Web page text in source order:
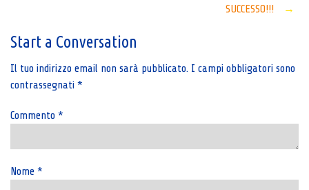
SUCCESSO!!!
→
Start a Conversation
Il tuo indirizzo email non sarà pubblicato. I campi obbligatori sono
contrassegnati *
Commento *
Nome *